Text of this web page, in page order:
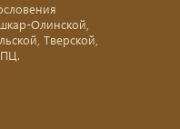
Олинской,
Тверской,